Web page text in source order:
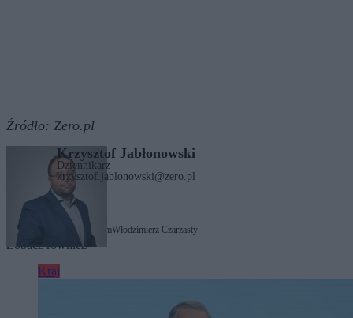
Źródło: Zero.pl
Krzysztof Jabłonowski
Dziennikarz
krzysztof.jablonowski@zero.pl
Tagi: Łukasz Litewka SejmWłodzimierz Czarzasty
Zobacz również
Kraj